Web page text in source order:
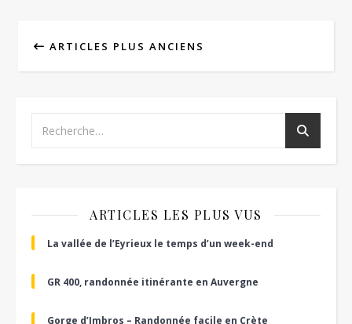
ARTICLES PLUS ANCIENS
ARTICLES LES PLUS VUS
La vallée de l’Eyrieux le temps d’un week-end
GR 400, randonnée itinérante en Auvergne
Gorge d’Imbros – Randonnée facile en Crète